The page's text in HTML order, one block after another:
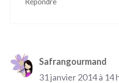
Safrangourmand
31 janvier 2014 à 14